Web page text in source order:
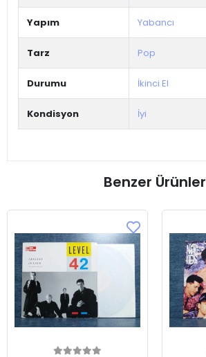
Yapım Yabancı
Tarz Pop
Durumu İkinci El
Kondisyon İyi
Benzer Ürünler